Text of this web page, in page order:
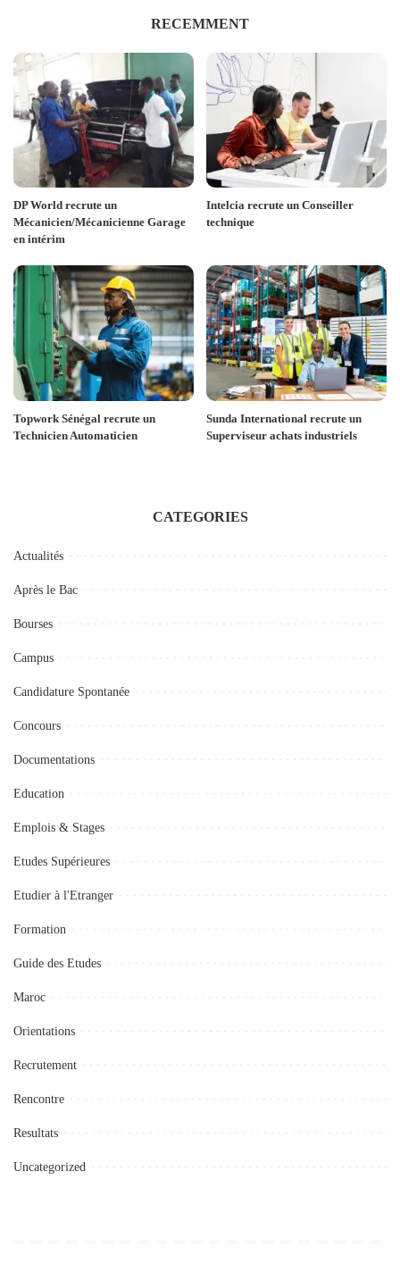
RECEMMENT
DP World recrute un
Mécanicien/Mécanicienne Garage
en intérim
Intelcia recrute un Conseiller
technique
Topwork Sénégal recrute un
Technicien Automaticien
Sunda International recrute un
Superviseur achats industriels
CATEGORIES
Actualités
Après le Bac
Bourses
Campus
Candidature Spontanée
Concours
Documentations
Education
Emplois & Stages
Etudes Supérieures
Etudier à l'Etranger
Formation
Guide des Etudes
Maroc
Orientations
Recrutement
Rencontre
Resultats
Uncategorized